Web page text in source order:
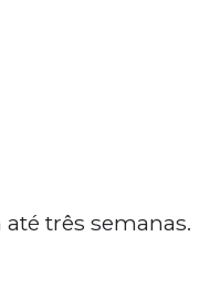
três semanas.